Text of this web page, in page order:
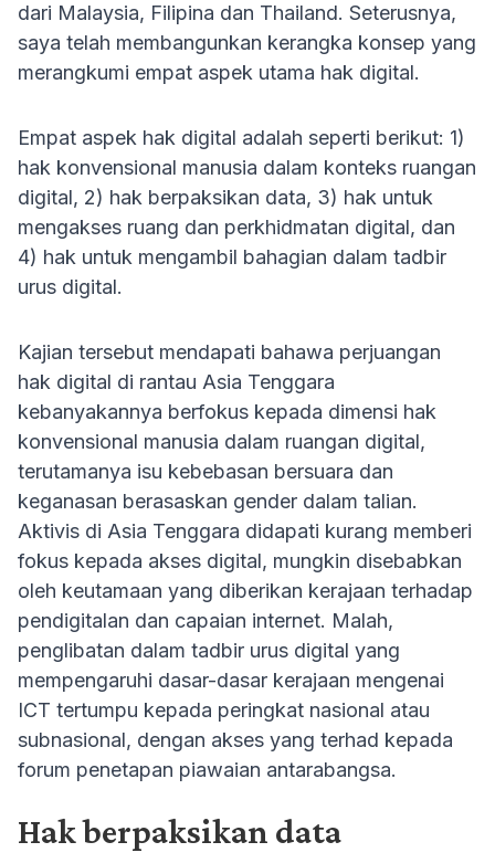
dari Malaysia, Filipina dan Thailand. Seterusnya,
saya telah membangunkan kerangka konsep yang
merangkumi empat aspek utama hak digital.
Empat aspek hak digital adalah seperti berikut: 1)
hak konvensional manusia dalam konteks ruangan
digital, 2) hak berpaksikan data, 3) hak untuk
mengakses ruang dan perkhidmatan digital, dan
4) hak untuk mengambil bahagian dalam tadbir
urus digital.
Kajian tersebut mendapati bahawa perjuangan
hak digital di rantau Asia Tenggara
kebanyakannya berfokus kepada dimensi hak
konvensional manusia dalam ruangan digital,
terutamanya isu kebebasan bersuara dan
keganasan berasaskan gender dalam talian.
Aktivis di Asia Tenggara didapati kurang memberi
fokus kepada akses digital, mungkin disebabkan
oleh keutamaan yang diberikan kerajaan terhadap
pendigitalan dan capaian internet. Malah,
penglibatan dalam tadbir urus digital yang
mempengaruhi dasar-dasar kerajaan mengenai
ICT tertumpu kepada peringkat nasional atau
subnasional, dengan akses yang terhad kepada
forum penetapan piawaian antarabangsa.
Hak berpaksikan data